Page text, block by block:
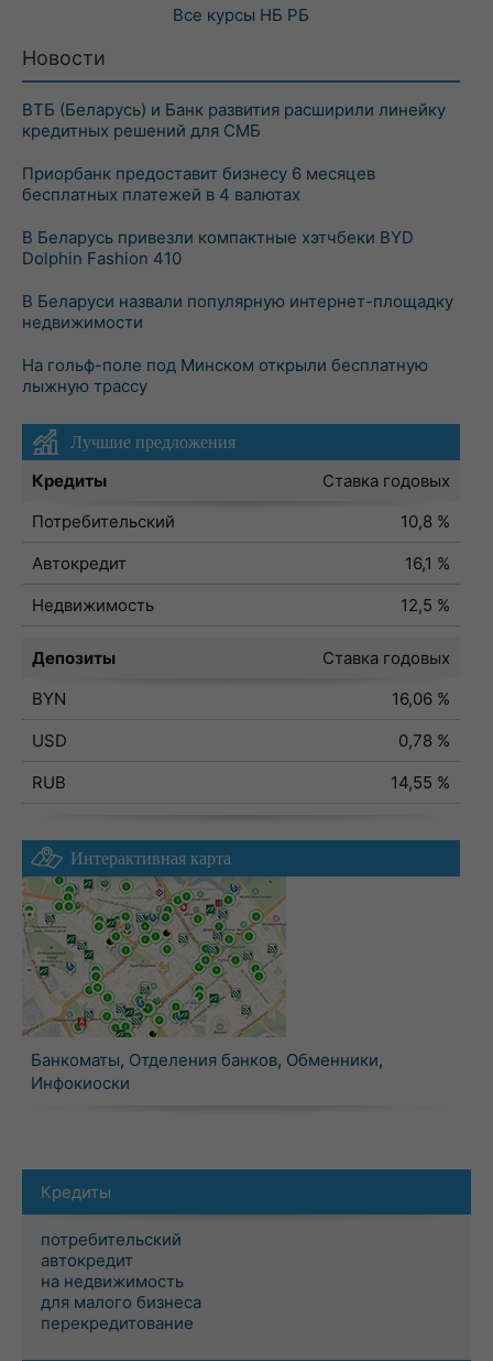
Все курсы НБ РБ
Новости
ВТБ (Беларусь) и Банк развития расширили линейку
кредитных решений для СМБ
Приорбанк предоставит бизнесу 6 месяцев
бесплатных платежей в 4 валютах
В Беларусь привезли компактные хэтчбеки BYD
Dolphin Fashion 410
В Беларуси назвали популярную интернет-площадку
недвижимости
На гольф-поле под Минском открыли бесплатную
лыжную трассу
Лучшие предложения
Кредиты
Ставка годовых
Потребительский
10,8 %
Автокредит
16,1 %
Недвижимость
12,5 %
Депозиты
Ставка годовых
BYN
16,06 %
USD
0,78 %
RUB
14,55 %
Интерактивная карта
Банкоматы, Отделения банков, Обменники,
Инфокиоски
Кредиты
потребительский
автокредит
на недвижимость
для малого бизнеса
перекредитование